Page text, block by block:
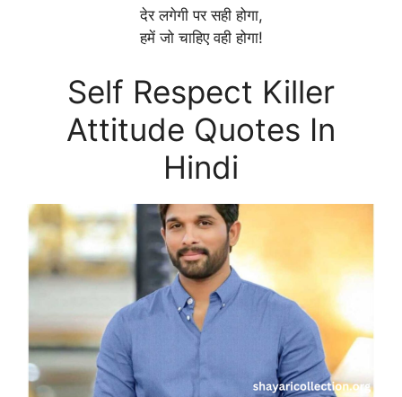
देर लगेगी पर सही होगा,
हमें जो चाहिए वही होगा!
Self Respect Killer
Attitude Quotes In
Hindi